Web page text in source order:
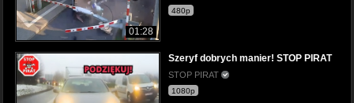
01:28
480p
Szeryf dobrych manier! STOP PIRAT
STOP PIRAT
1080p